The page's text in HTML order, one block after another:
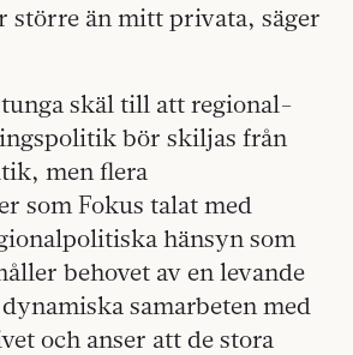
större än mitt privata, säger
skäl till att regional-
bör skiljas från
men flera
som Fokus talat med
hänsyn som
behovet av en levande
samarbeten med
och anser att de stora